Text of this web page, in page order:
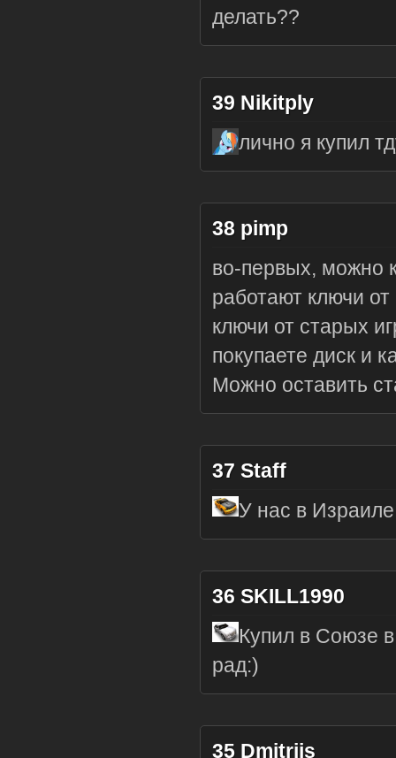
делать??
39 Nikitply
лично я купил
38 pimp
во-первых, можно
работают ключи
ключи от старых
покупаете диск и
Можно оставить
37 Staff
У нас в
36 SKILL1990
Купил в Союзе
рад:)
35 Dmitrijs